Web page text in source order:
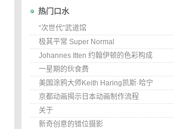
热门口水
“次世代”武道馆
极其平常 Super Normal
Johannes Itten 约翰伊顿的色彩构成
一星期的伙食费
美国涂鸦大师Keith Haring凯斯·哈宁
京都动画揭示日本动画制作流程
关于
新奇创意的错位摄影